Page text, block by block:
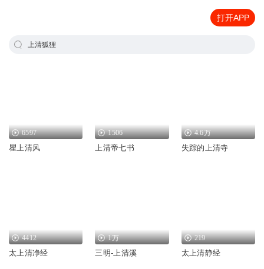
打开APP
上清狐狸
6597
瞿上清风
1506
上清帝七书
4.6万
失踪的上清寺
4412
太上清净经
1万
三明-上清溪
219
太上清静经